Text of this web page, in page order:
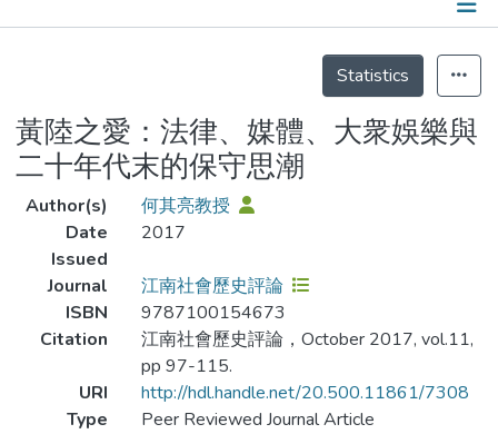
Projects
Statistics
黃陸之愛：法律、媒體、大衆娛樂與
二十年代末的保守思潮
Author(s)
何其亮教授
Date
Issued
2017
Journal
江南社會歷史評論
ISBN
9787100154673
Citation
江南社會歷史評論，October 2017, vol.11,
pp 97-115.
URI
http://hdl.handle.net/20.500.11861/7308
Type
Peer Reviewed Journal Article